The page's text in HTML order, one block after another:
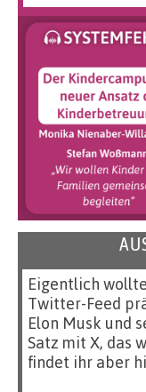
Eigentlich
Twitter-Feed
Elon Musk und
Satz mit X, das
findet ihr aber